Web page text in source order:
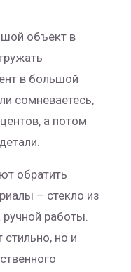
объект в
в большой
сомневаетесь,
а потом
обратить
– стекло из
ручной работы.
но и